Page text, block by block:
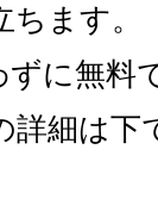
ます。
に無料
細は下